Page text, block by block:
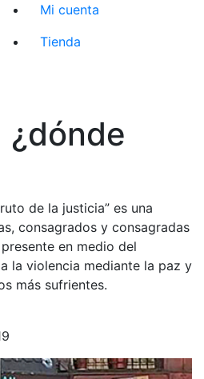
Mi cuenta
Tienda
¿dónde
de la justicia” es una
consagrados y consagradas
en medio del
la violencia mediante la paz y
más sufrientes.